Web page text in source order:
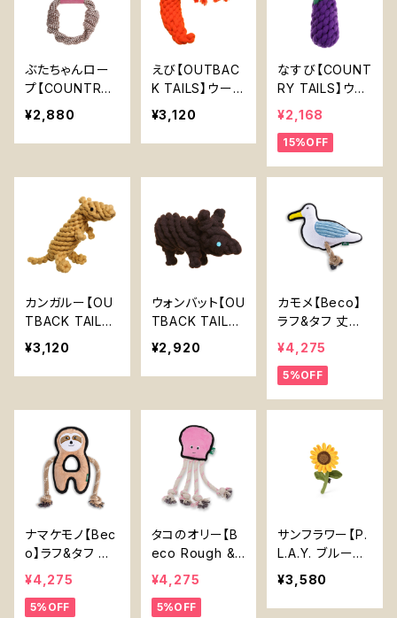
もちゃ ロープ付
むおもちゃ ロー
プ付き
ロープ付き
ぶたちゃんロー
プ【COUNTRY
TAILS】ナチュラ
ルジュート スエ
ード ぬいぐるみ
野菜染め 犬おも
ちゃ 丈夫 噛むお
もちゃ ロープ付
¥2,880
えび【OUTBAC
K TAILS】ウール
ロープ チュート
イ 嚙むおもちゃ
ペットボトル入り
野菜染め 犬
¥3,120
なすび【COUNT
RY TAILS】ウー
ルロープ チュー
トイ 嚙むおもち
ゃ ペットボトル
素材 野菜染め
¥2,168
15%OFF
カンガルー【OU
TBACK TAILS】
ウールロープ チ
ュートイ 嚙むお
もちゃ ペットボ
天然素材 野菜
染め 犬
¥3,120
ウォンバット【OU
TBACK TAILS】
ウールロープ チ
ュートイ 嚙むお
もちゃ ペットボ
天然素材 野菜
染め 犬
¥2,920
カモメ【Beco】
ラフ&タフ 丈夫
なぬいぐるみ 中
型犬 ロープ付き
おもちゃ
¥4,275
5%OFF
ナマケモノ【Bec
o】ラフ&タフ 丈
夫なぬいぐるみ
中型犬 ロープ
付き おもちゃ
¥4,275
5%OFF
タコのオリー【B
eco Rough &
Tough Recycl
ed Plastic Oct
opus】
¥4,275
5%OFF
サンフラワー【P.
L.A.Y. ブルーミ
ングバディーズ
シリーズ】犬用お
もちゃ Sunflow
¥3,580